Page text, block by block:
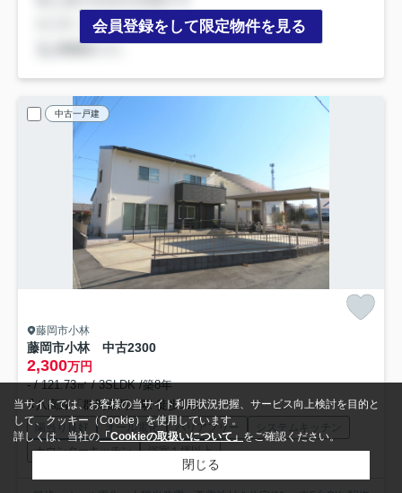
会員登録をして限定物件を見る
中古一戸建
藤岡市小林
藤岡市小林 中古2300
2,300万円
- / 121.73㎡ / 3SLDK /築8年
八高線「群馬藤岡」駅 徒歩11分
陽当り良好 オール電化 バリアフリー
システムキッチン
カウンターキッチン
浴室１坪以上
当サイトでは、お客様の当サイト利用状況把握、サービス向上検討を目的と
して、クッキー（Cookie）を使用しています。
詳しくは、当社の「Cookieの取扱いについて」をご確認ください。
閉じる